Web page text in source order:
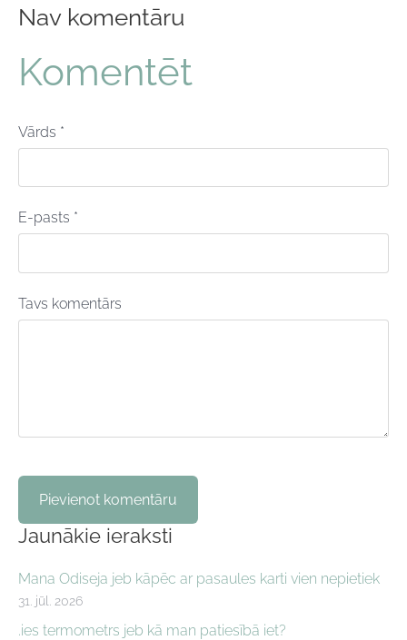
Jaunākie ieraksti
Mana Odiseja jeb kāpēc ar pasaules karti vien nepietiek
31. jūl. 2026
.ies termometrs jeb kā man patiesībā iet?
Nav komentāru
Komentēt
Vārds *
E-pasts *
Tavs komentārs